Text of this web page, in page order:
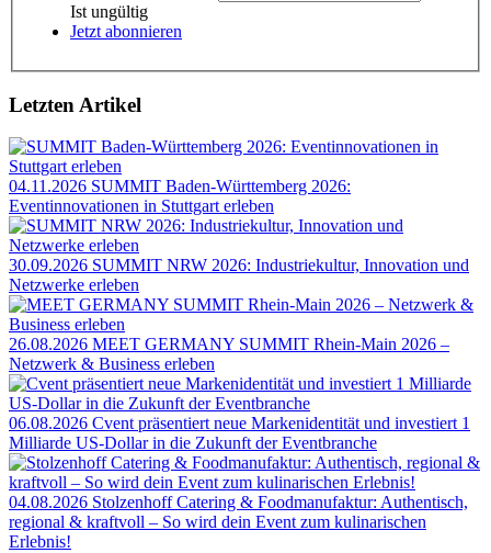
Ist ungültig
Jetzt abonnieren
Letzten Artikel
04.11.2026 SUMMIT Baden-Württemberg 2026:
Eventinnovationen in Stuttgart erleben
30.09.2026 SUMMIT NRW 2026: Industriekultur, Innovation und
Netzwerke erleben
26.08.2026 MEET GERMANY SUMMIT Rhein-Main 2026 –
Netzwerk & Business erleben
06.08.2026 Cvent präsentiert neue Markenidentität und investiert 1
Milliarde US-Dollar in die Zukunft der Eventbranche
04.08.2026 Stolzenhoff Catering & Foodmanufaktur: Authentisch,
regional & kraftvoll – So wird dein Event zum kulinarischen
Erlebnis!